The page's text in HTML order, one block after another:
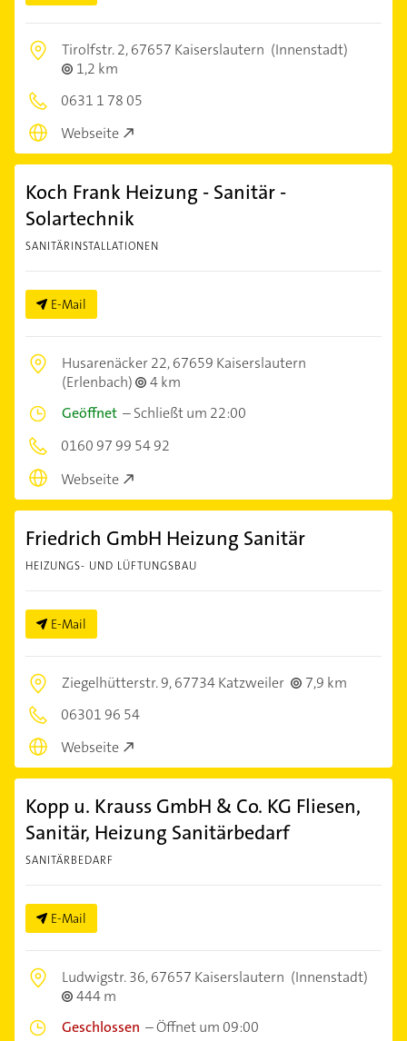
Tirolfstr. 2,67657 Kaiserslautern (Innenstadt)
1,2 km
0631 1 78 05
Webseite
Koch Frank Heizung - Sanitär -
Solartechnik
SANITÄRINSTALLATIONEN
E-Mail
Husarenäcker 22,67659 Kaiserslautern
(Erlenbach)
4 km
Geöffnet –Schließt um 22:00
0160 97 99 54 92
Webseite
Friedrich GmbH Heizung Sanitär
HEIZUNGS- UND LÜFTUNGSBAU
E-Mail
Ziegelhütterstr. 9,67734 Katzweiler
7,9 km
06301 96 54
Webseite
Kopp u. Krauss GmbH & Co. KG Fliesen,
Sanitär, Heizung Sanitärbedarf
SANITÄRBEDARF
E-Mail
Ludwigstr. 36,67657 Kaiserslautern (Innenstadt)
444 m
Geschlossen –Öffnet um 09:00